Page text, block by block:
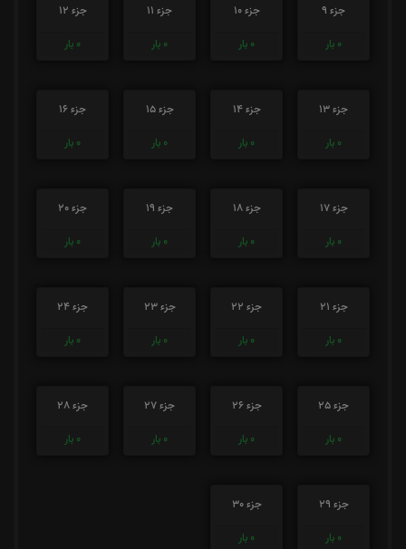
جزء 9
0 بار
جزء 10
0 بار
جزء 11
0 بار
جزء 12
0 بار
جزء 13
0 بار
جزء 14
0 بار
جزء 15
0 بار
جزء 16
0 بار
جزء 17
0 بار
جزء 18
0 بار
جزء 19
0 بار
جزء 20
0 بار
جزء 21
0 بار
جزء 22
0 بار
جزء 23
0 بار
جزء 24
0 بار
جزء 25
0 بار
جزء 26
0 بار
جزء 27
0 بار
جزء 28
0 بار
جزء 29
0 بار
جزء 30
0 بار